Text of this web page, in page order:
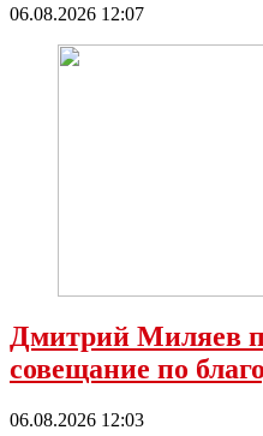
06.08.2026 12:07
Дмитрий Миляев
совещание по
06.08.2026 12:03